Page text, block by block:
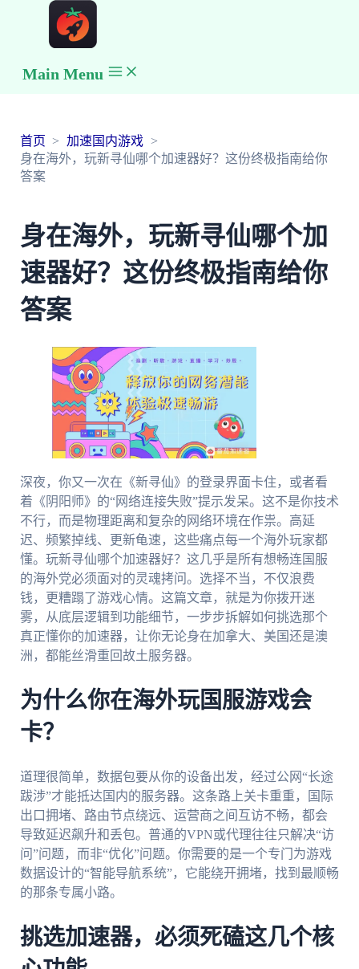
Main Menu
首页
加速国内游戏
身在海外，玩新寻仙哪个加速器好？这份终极指南给你
答案
身在海外，玩新寻仙哪个加
速器好？这份终极指南给你
答案
深夜，你又一次在《新寻仙》的登录界面卡住，或者看
着《阴阳师》的“网络连接失败”提示发呆。这不是你技术
不行，而是物理距离和复杂的网络环境在作祟。高延
迟、频繁掉线、更新龟速，这些痛点每一个海外玩家都
懂。玩新寻仙哪个加速器好？这几乎是所有想畅连国服
的海外党必须面对的灵魂拷问。选择不当，不仅浪费
钱，更糟蹋了游戏心情。这篇文章，就是为你拨开迷
雾，从底层逻辑到功能细节，一步步拆解如何挑选那个
真正懂你的加速器，让你无论身在加拿大、美国还是澳
洲，都能丝滑重回故土服务器。
为什么你在海外玩国服游戏会
卡？
道理很简单，数据包要从你的设备出发，经过公网“长途
跋涉”才能抵达国内的服务器。这条路上关卡重重，国际
出口拥堵、路由节点绕远、运营商之间互访不畅，都会
导致延迟飙升和丢包。普通的VPN或代理往往只解决“访
问”问题，而非“优化”问题。你需要的是一个专门为游戏
数据设计的“智能导航系统”，它能绕开拥堵，找到最顺畅
的那条专属小路。
挑选加速器，必须死磕这几个核